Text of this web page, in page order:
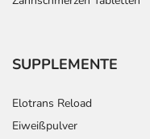
SUPPLEMENTE
Elotrans Reload
Eiweißpulver